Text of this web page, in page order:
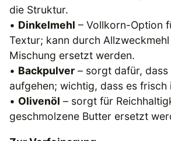
die Struktur.
• Dinkelmehl – Vollkorn-Option
Textur; kann durch
Mischung ersetzt werden.
• Backpulver – sorgt dafür,
aufgehen; wichtig, dass es frisch
• Olivenöl – sorgt für
geschmolzene Butter ersetzt